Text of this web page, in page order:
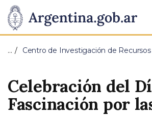
Presidencia
de
Nación
Pasar al contenido principal
… Centro de Investigación de
Celebración del
Fascinación por